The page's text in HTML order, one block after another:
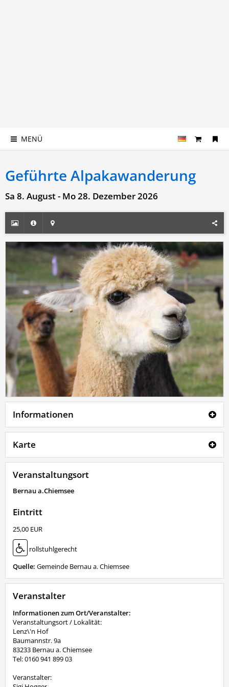
MENÜ
Geführte Alpakawanderung
Sa 8. August - Mo 28. Dezember 2026
Informationen
Karte
Veranstaltungsort
Bernau a.Chiemsee
Eintritt
25,00 EUR
rollstuhlgerecht
Quelle: Gemeinde Bernau a. Chiemsee
Veranstalter
Informationen zum Ort/Veranstalter:
Veranstaltungsort / Lokalität:
Lenz\'n Hof
Baumannstr. 9a
83233 Bernau a. Chiemsee
Tel: 0160 941 899 03
Veranstalter: